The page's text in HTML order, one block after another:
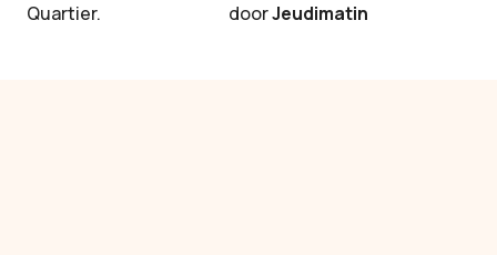
Quartier.
doorJeudimatin